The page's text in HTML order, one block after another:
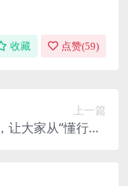
收藏 点赞(59)
上一篇
大家从“懂行情”